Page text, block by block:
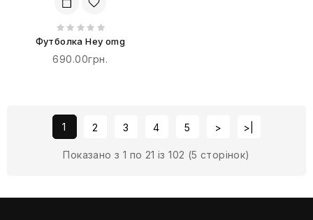
Футболка Hey omg
690.00грн.
1 2 3 4 5 > >|
Показано з 1 по 21 із 102 (5 сторінок)